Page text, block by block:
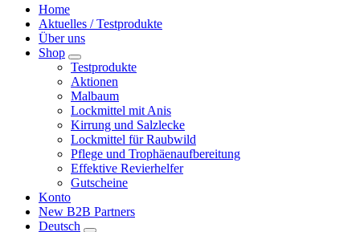
Home
Aktuelles / Testprodukte
Über uns
Shop
Testprodukte
Aktionen
Malbaum
Lockmittel mit Anis
Kirrung und Salzlecke
Lockmittel für Raubwild
Pflege und Trophäenaufbereitung
Effektive Revierhelfer
Gutscheine
Konto
New B2B Partners
Deutsch